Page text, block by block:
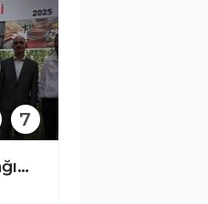
Şemdinli’de Arıcılar Bal Sağımı Etkinliğinde Bir Araya Geldi
7